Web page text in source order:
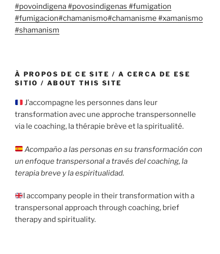
#povoindigena#povosindigenas #fumigation
#fumigacion#chamanismo#chamanisme #xamanismo
#shamanism
À PROPOS DE CE SITE / A CERCA DE ESE
SITIO / ABOUT THIS SITE
J’accompagne les personnes dans leur
transformation avec une approche transpersonnelle
via le coaching, la thérapie brève et la spiritualité.
Acompaño a las personas en su transformación con
un enfoque transpersonal a través del coaching, la
terapia breve y la espiritualidad.
I accompany people in their transformation with a
transpersonal approach through coaching, brief
therapy and spirituality.